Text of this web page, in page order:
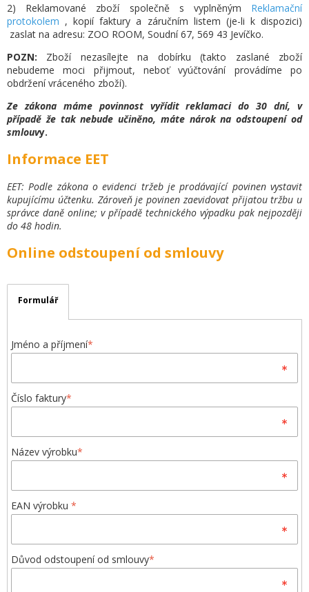
2) Reklamované zboží společně s vyplněným Reklamační
protokolem , kopií faktury a záručním listem (je-li k dispozici)
zaslat na adresu: ZOO ROOM, Soudní 67, 569 43 Jevíčko.
POZN: Zboží nezasílejte na dobírku (takto zaslané zboží
nebudeme moci přijmout, neboť vyúčtování provádíme po
obdržení vráceného zboží).
Ze zákona máme povinnost vyřídit reklamaci do 30 dní, v
případě že tak nebude učiněno, máte nárok na odstoupení od
smlouvy.
Informace EET
EET: Podle zákona o evidenci tržeb je prodávající povinen vystavit
kupujícímu účtenku. Zároveň je povinen zaevidovat přijatou tržbu u
správce daně online; v případě technického výpadku pak nejpozději
do 48 hodin.
Online odstoupení od smlouvy
Formulář
Jméno a příjmení*
Číslo faktury*
Název výrobku*
EAN výrobku *
Důvod odstoupení od smlouvy*